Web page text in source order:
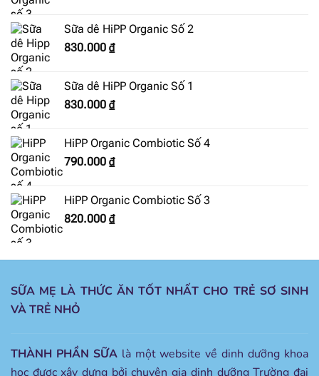
Sữa dê HiPP Organic Số 2
830.000 ₫
Sữa dê HiPP Organic Số 1
830.000 ₫
HiPP Organic Combiotic Số 4
790.000 ₫
HiPP Organic Combiotic Số 3
820.000 ₫
SỮA MẸ LÀ THỨC ĂN TỐT NHẤT CHO TRẺ SƠ SINH
VÀ TRẺ NHỎ
THÀNH PHẦN SỮA là một website về dinh dưỡng khoa
học được xây dựng bởi chuyên gia dinh dưỡng Trường đại